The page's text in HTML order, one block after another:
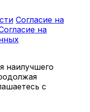
Согласие на
на
наилучшего
с